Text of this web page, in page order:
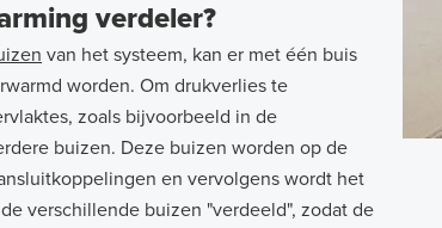
verdeler?
van het systeem, kan er met één buis
worden. Om drukverlies te
zoals bijvoorbeeld in de
buizen. Deze buizen worden op de
en vervolgens wordt het
verschillende buizen "verdeeld", zodat de